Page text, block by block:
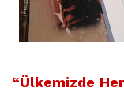
“Ülkemizde